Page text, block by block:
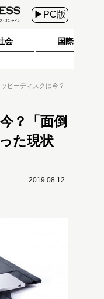
▶PC版
会 国際
ピーディスクは今？
？「面倒
た現状
2019.08.12